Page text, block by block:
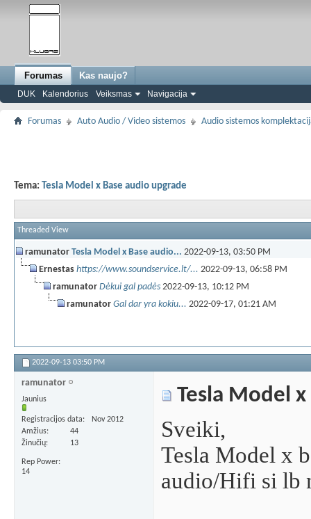
Forumas
DUK Kalendorius Veiksmas Navigacija
Kas naujo?
Forumas Auto Audio / Video sistemos Audio sistemos
Tema: Tesla Model x Base audio upgrade
Threaded View
ramunator Tesla Model x Base audio... 2022-09-13, 03:50 PM
Ernestas https://www.soundservice.lt/... 2022-09-13, 06:58 PM
ramunator Dėkui gal padės 2022-09-13, 10:12 PM
ramunator Gal dar yra kokiu... 2022-09-17, 01:21 AM
2022-09-13 03:50 PM
ramunator
Jaunius
Registracijos data
Nov 2012
Amžius
44
Žinučių
13
Rep Power
14
Tesla Model
Sveiki,
Tesla Model x
audio/Hifi si lb